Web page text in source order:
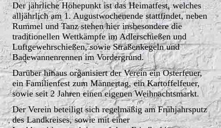
Der jährliche Höhepunkt ist das Heimatfest, welches
alljährlich am 1. Augustwochenende stattfindet, neben
Rummel und Tanz stehen hier insbesondere die
traditionellen Wettkämpfe im Adlerschießen und
Luftgewehrschießen, sowie Straßenkegeln und
Badewannenrennen im Vordergrund.
Darüber hinaus organisiert der Verein ein Osterfeuer,
ein Familienfest zum Männertag, ein Kartoffelfeuer,
sowie seit 2 Jahren einen eigenen Weihnachtsmarkt.
Der Verein beteiligt sich regelmäßig am Frühjahrsputz
des Landkreises, sowie mit einer